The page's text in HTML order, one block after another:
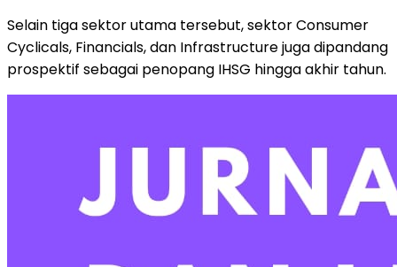
Selain tiga sektor utama tersebut, sektor Consumer
Cyclicals, Financials, dan Infrastructure juga dipandang
prospektif sebagai penopang IHSG hingga akhir tahun.